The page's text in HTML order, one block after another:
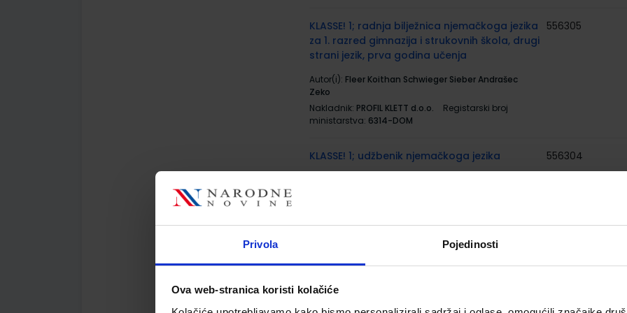
Privola Pojedinosti
Ova web-stranica koristi kolačiće
KLASSE! 1; radnja bilježnica njemačkoga jezika
za 1. razred gimnazija i strukovnih škola, drugi
strani jezik, prva godina učenja
Autor(i): Fleer Koithan Schwieger Sieber Andrašec
Zeko
Nakladnik: PROFIL KLETT d.o.o.
Registarski broj
ministarstva: 6314-DOM
556305
KLASSE! 1; udžbenik njemačkoga jezika 556304
HEREDITAS LINGUAE LATINAE; udžbenik
Autor(i):